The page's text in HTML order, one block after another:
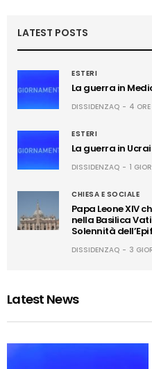
LATEST POSTS
ESTERI
La guerra in
DISSIDENZAQ 4
ESTERI
La guerra in
DISSIDENZAQ 1
CHIESA E SOCIALE
Papa Leone XIV
nella Basilica
Solennità
DISSIDENZAQ 3
Latest News